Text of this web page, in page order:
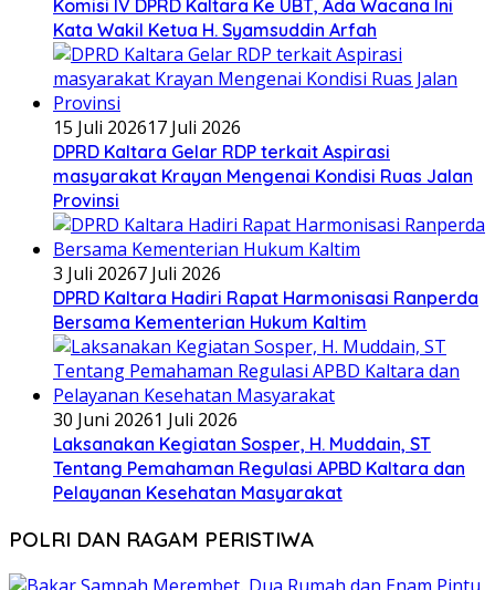
Komisi IV DPRD Kaltara Ke UBT, Ada Wacana Ini
Kata Wakil Ketua H. Syamsuddin Arfah
15 Juli 202617 Juli 2026
DPRD Kaltara Gelar RDP terkait Aspirasi
masyarakat Krayan Mengenai Kondisi Ruas Jalan
Provinsi
3 Juli 20267 Juli 2026
DPRD Kaltara Hadiri Rapat Harmonisasi Ranperda
Bersama Kementerian Hukum Kaltim
30 Juni 20261 Juli 2026
Laksanakan Kegiatan Sosper, H. Muddain, ST
Tentang Pemahaman Regulasi APBD Kaltara dan
Pelayanan Kesehatan Masyarakat
POLRI DAN RAGAM PERISTIWA